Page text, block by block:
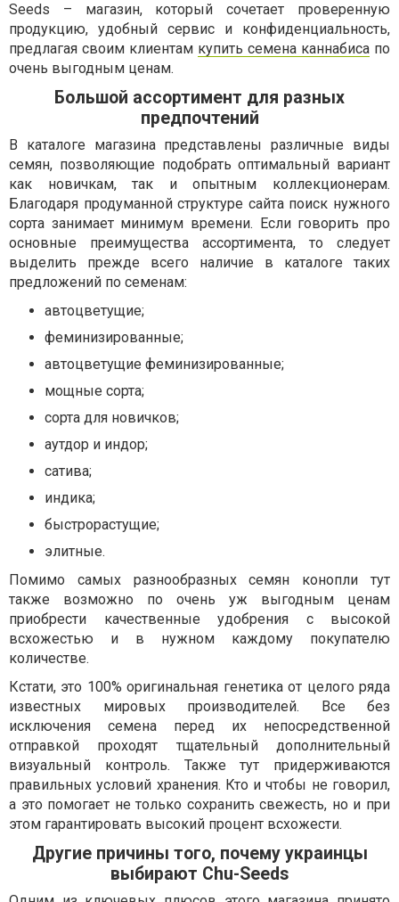
Seeds – магазин, который сочетает проверенную
продукцию, удобный сервис и конфиденциальность,
предлагая своим клиентам купить семена каннабиса по
очень выгодным ценам.
Большой ассортимент для разных
предпочтений
В каталоге магазина представлены различные виды
семян, позволяющие подобрать оптимальный вариант
как новичкам, так и опытным коллекционерам.
Благодаря продуманной структуре сайта поиск нужного
сорта занимает минимум времени. Если говорить про
основные преимущества ассортимента, то следует
выделить прежде всего наличие в каталоге таких
предложений по семенам:
автоцветущие;
феминизированные;
автоцветущие феминизированные;
мощные сорта;
сорта для новичков;
аутдор и индор;
сатива;
индика;
быстрорастущие;
элитные.
Помимо самых разнообразных семян конопли тут
также возможно по очень уж выгодным ценам
приобрести качественные удобрения с высокой
всхожестью и в нужном каждому покупателю
количестве.
Кстати, это 100% оригинальная генетика от целого ряда
известных мировых производителей. Все без
исключения семена перед их непосредственной
отправкой проходят тщательный дополнительный
визуальный контроль. Также тут придерживаются
правильных условий хранения. Кто и чтобы не говорил,
а это помогает не только сохранить свежесть, но и при
этом гарантировать высокий процент всхожести.
Другие причины того, почему украинцы
выбирают Chu-Seeds